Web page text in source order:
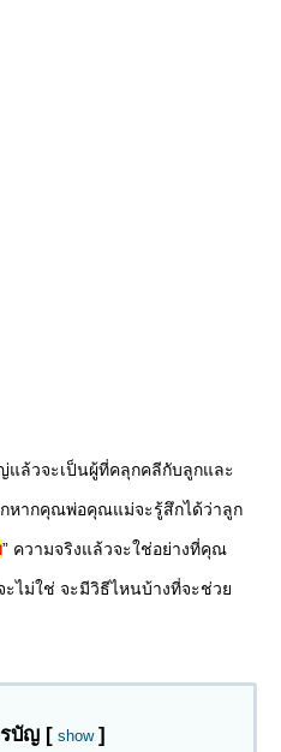
ล้วจะเป็นผู้ที่คลุกคลีกับลูกและ
หากคุณพ่อคุณแม่จะรู้สึกได้ว่าลูก
” ความจริงแล้วจะใช่อย่างที่คุณ
ไม่ใช่ จะมีวิธีไหนบ้างที่จะช่วย
บัญ [ show ]